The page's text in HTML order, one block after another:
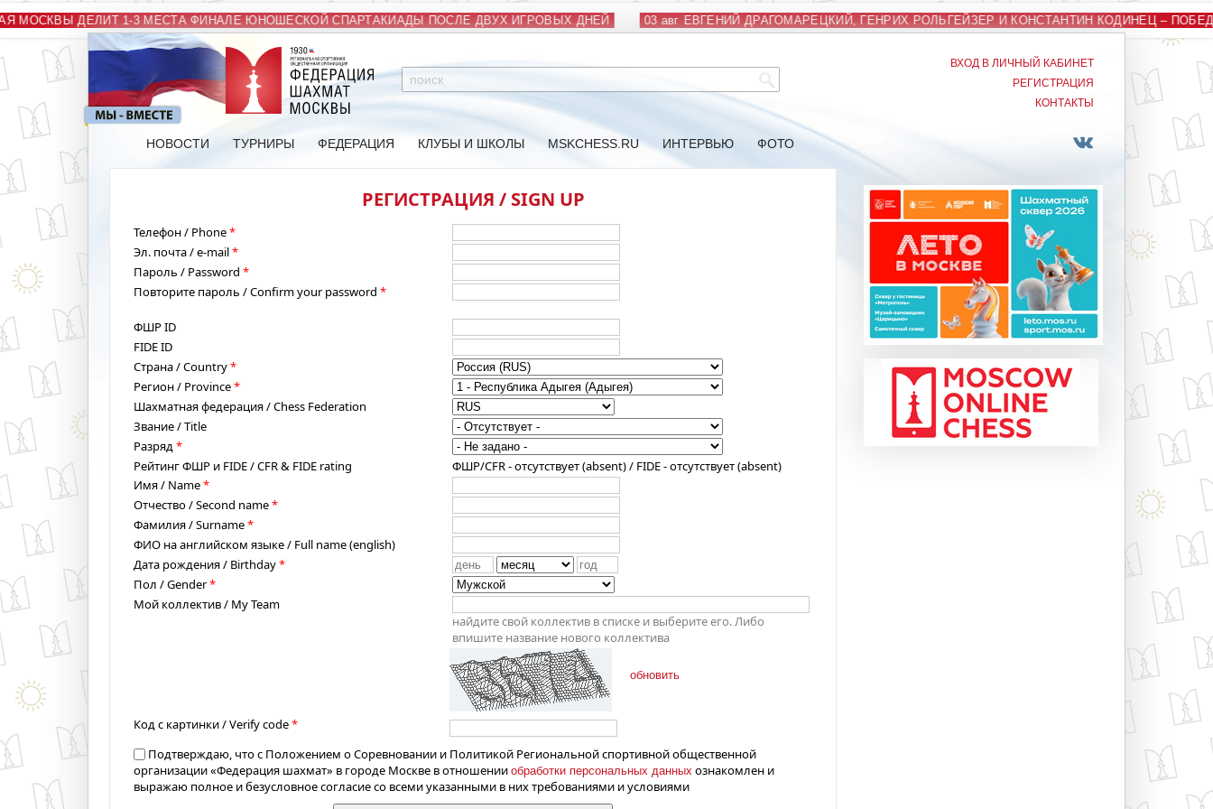
МОСКВЫ ДЕЛИТ 1-3 МЕСТА ФИНАЛЕ ЮНОШЕСКОЙ СПАРТАКИАДЫ ПОСЛЕ ДВУХ ИГРОВЫХ ДНЕЙ 03 авг ЕВГЕНИЙ ДРАГОМАРЕЦКИЙ, ГЕНРИХ РОЛЬГЕЙЗЕР И КОНСТАНТИН КОДИНЕЦ –
НОВОСТИ ТУРНИРЫ ФЕДЕРАЦИЯ КЛУБЫ И ШКОЛЫ MSKCHESS.RU ИНТЕРВЬЮ ФОТО
ВХОД В ЛИЧНЫЙ КАБИНЕТ
РЕГИСТРАЦИЯ
КОНТАКТЫ
РЕГИСТРАЦИЯ / SIGN UP
Телефон / Phone*
Эл. почта / e-mail*
Пароль / Password *
Повторите пароль / Confirm your password *
ФШР ID
FIDE ID
Страна / Country*
Регион / Province*
Шахматная федерация / Chess Federation
Звание / Title
Разряд*
Рейтинг ФШР и FIDE / CFR & FIDE rating
ФШР/CFR - отсутствует (absent) / FIDE - отсутствует (absent)
Имя / Name*
Отчество / Second name*
Фамилия / Surname*
ФИО на английском языке / Full name (english)
Дата рождения / Birthday*
Пол / Gender*
Мой коллектив / My Team
найдите свой коллектив в списке и выберите его. Либо
впишите название нового коллектива
Код с картинки / Verify code*
обновить
Подтверждаю, что с Положением о Соревновании и Политикой Региональной спортивной общественной
организации «Федерация шахмат» в городе Москве в отношении обработки персональных данных ознакомлен и
выражаю полное и безусловное согласие со всеми указанными в них требованиями и условиями